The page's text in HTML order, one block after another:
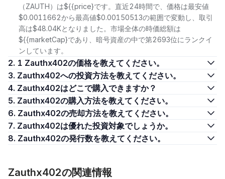
（ZAUTH）は${{price}です。直近24時間で、価格は最安値
$0.0011662から最高値$0.00150513の範囲で変動し、取引
高は$48.04Kとなりました。市場全体の時価総額は
${{marketCap}であり、暗号資産の中で第2693位にランクイ
ンしています。
2. 1 Zauthx402の価格を教えてください。
3. Zauthx402への投資方法を教えてください。
4. Zauthx402はどこで購入できますか？
5. Zauthx402の購入方法を教えてください。
6. Zauthx402の売却方法を教えてください。
7. Zauthx402は優れた投資対象でしょうか。
8. Zauthx402の発行数を教えてください。
Zauthx402の関連情報